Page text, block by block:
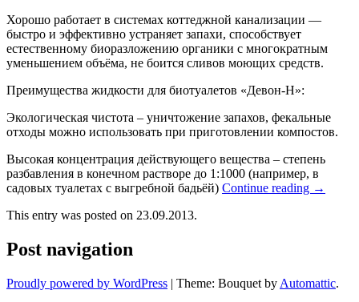
Хорошо работает в системах коттеджной канализации —
быстро и эффективно устраняет запахи, способствует
естественному биоразложению органики с многократным
уменьшением объёма, не боится сливов моющих средств.
Преимущества жидкости для биотуалетов «Девон-Н»:
Экологическая чистота – уничтожение запахов, фекальные
отходы можно использовать при приготовлении компостов.
Высокая концентрация действующего вещества – степень
разбавления в конечном растворе до 1:1000 (например, в
садовых туалетах с выгребной бадьёй) Continue reading →
This entry was posted on 23.09.2013.
Post navigation
Proudly powered by WordPress | Theme: Bouquet by Automattic.